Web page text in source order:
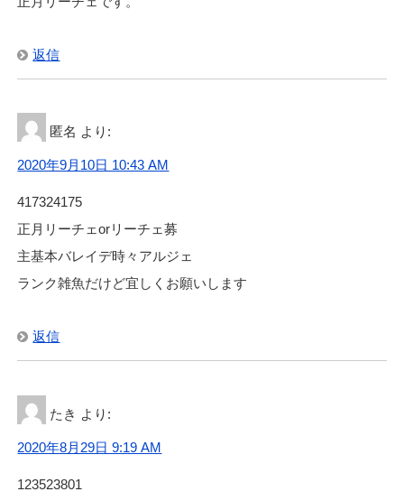
返信
匿名 より:
2020年9月10日 10:43 AM
417324175
正月リーチェorリーチェ募
主基本バレイデ時々アルジェ
ランク雑魚だけど宜しくお願いします
返信
たき より:
2020年8月29日 9:19 AM
123523801